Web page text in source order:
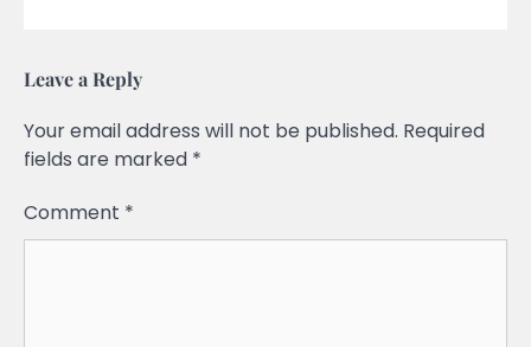
Leave a Reply
Your email address will not be published. Required
fields are marked *
Comment *